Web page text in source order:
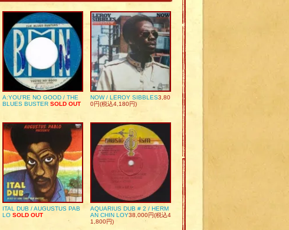
A:YOU’RE NO GOOD / THE
BLUES BUSTER SOLD OUT
NOW / LEROY SIBBLES3,80
0円(税込4,180円)
ITAL DUB / AUGUSTUS PAB
LO SOLD OUT
AQUARIUS DUB # 2 / HERM
AN CHIN LOY38,000円(税込4
1,800円)